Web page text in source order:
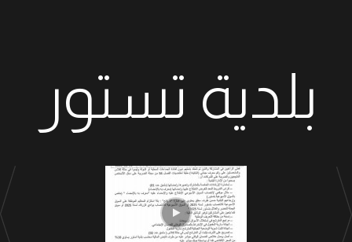
بلدية تستور